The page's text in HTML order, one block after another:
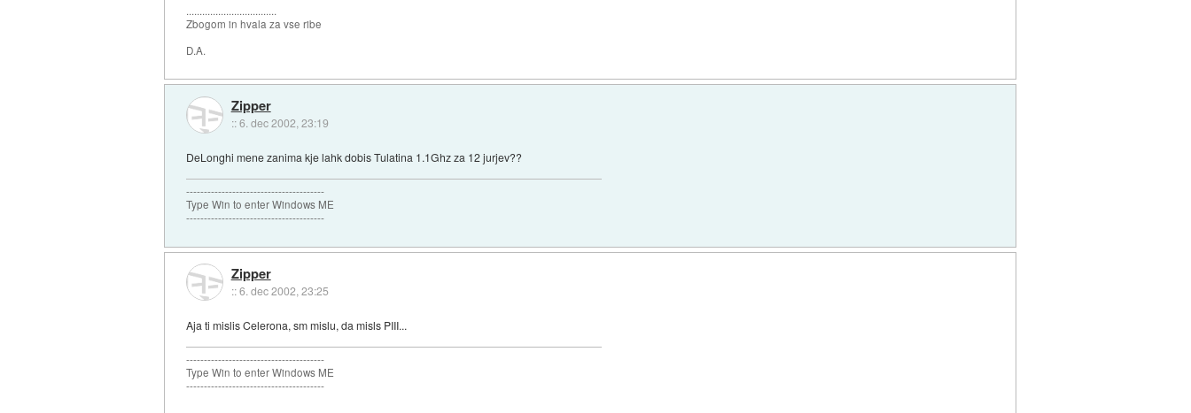
..................................
Zbogom in hvala za vse ribe
D.A.
Zipper
::6. dec 2002, 23:19
DeLonghi mene zanima kje lahk dobis Tulatina 1.1Ghz za 12 jurjev??
---------------------------------------
Type Win to enter Windows ME
---------------------------------------
Zipper
::6. dec 2002, 23:25
Aja ti mislis Celerona, sm mislu, da misls PIII...
---------------------------------------
Type Win to enter Windows ME
---------------------------------------